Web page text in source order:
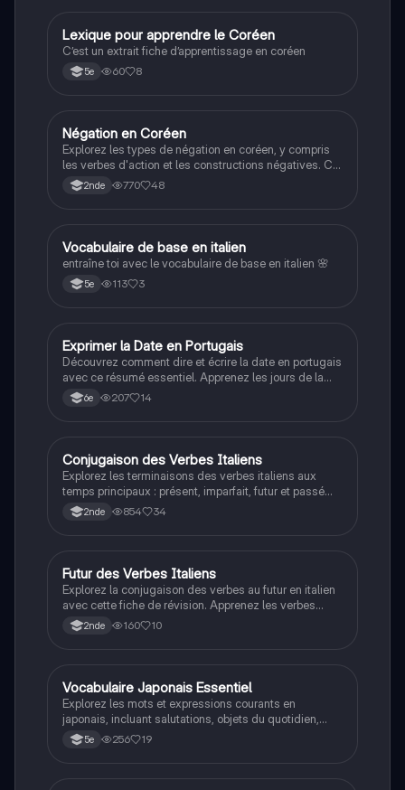
Autres langues
Lexique pour apprendre le Coréen
C’est un extrait fiche d’apprentissage en coréen
5e 60 8
Autres langues
Négation en Coréen
Explorez les types de négation en coréen, y compris
les verbes d'action et les constructions négatives. Ce
résumé aborde les pronoms personnels, les suffixes
et les règles grammaticales essentielles pour
2nde 770 48
VAutres langues
Vocabulaire de base en italien
entraîne toi avec le vocabulaire de base en italien 🌸
5e 113 3
Autres langues
Exprimer la Date en Portugais
Découvrez comment dire et écrire la date en portugais
avec ce résumé essentiel. Apprenez les jours de la
semaine, les nombres de 0 à 31, et les mois de
l'année. Idéal pour les étudiants en langues et ceux
6e 207 14
Autres langues
Conjugaison des Verbes Italiens
Explorez les terminaisons des verbes italiens aux
temps principaux : présent, imparfait, futur et passé
simple. Ce résumé couvre également la conjugaison
des auxiliaires, essentiel pour maîtriser la grammaire
2nde 854 34
Autres langues
Futur des Verbes Italiens
Explorez la conjugaison des verbes au futur en italien
avec cette fiche de révision. Apprenez les verbes
irréguliers et les règles de formation pour les verbes
en ARE, ERE et IRE. Idéal pour les étudiants
2nde 160 10
Autres langues
Vocabulaire Japonais Essentiel
Explorez les mots et expressions courants en
japonais, incluant salutations, objets du quotidien,
verbes, adjectifs et vocabulaire alimentaire. Idéal pour
les étudiants débutants souhaitant enrichir leur
5e 256 19